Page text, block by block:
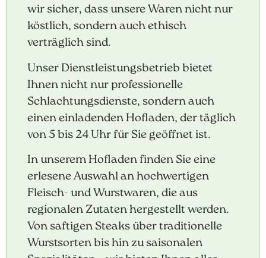
wir sicher, dass unsere Waren nicht nur
köstlich, sondern auch ethisch
verträglich sind.
Unser Dienstleistungsbetrieb bietet
Ihnen nicht nur professionelle
Schlachtungsdienste, sondern auch
einen einladenden Hofladen, der täglich
von 5 bis 24 Uhr für Sie geöffnet ist.
In unserem Hofladen finden Sie eine
erlesene Auswahl an hochwertigen
Fleisch- und Wurstwaren, die aus
regionalen Zutaten hergestellt werden.
Von saftigen Steaks über traditionelle
Wurstsorten bis hin zu saisonalen